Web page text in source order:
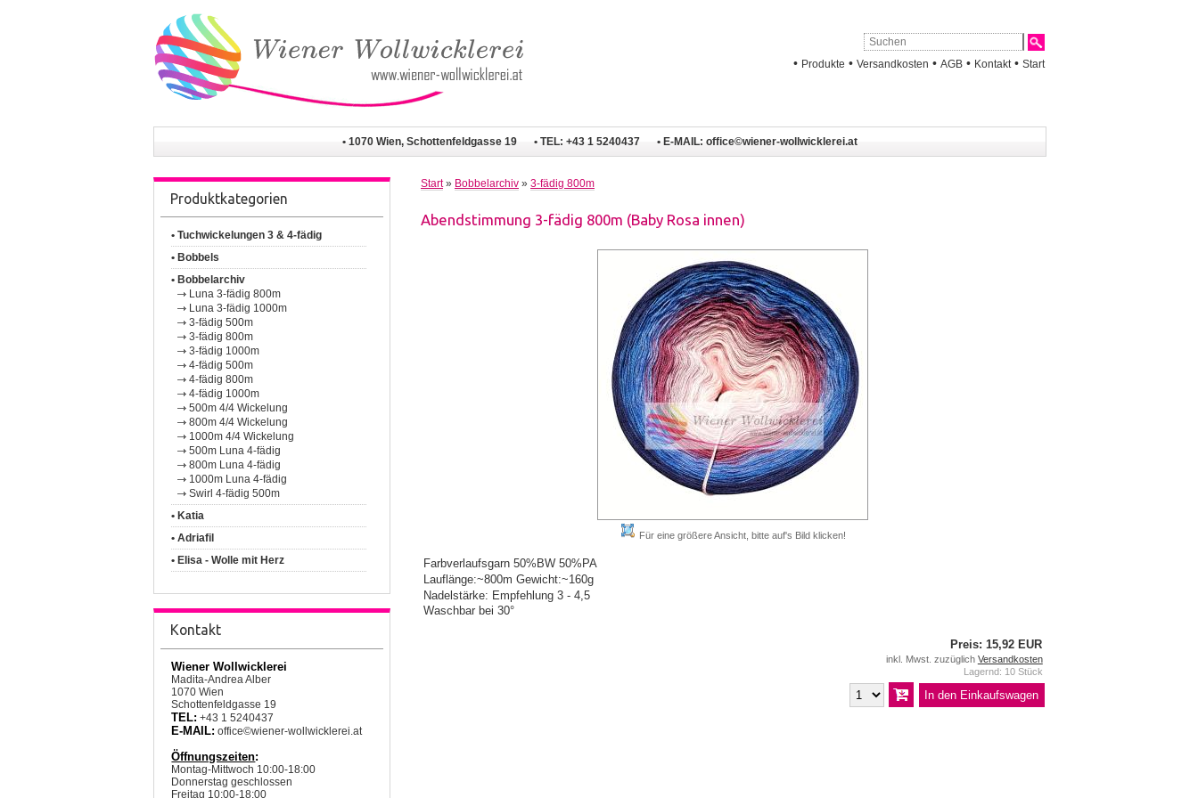
• Produkte • Versandkosten • AGB • Kontakt • Start
• 1070 Wien, Schottenfeldgasse 19 • TEL: +43 1 5240437 • E-MAIL:office©wiener-wollwicklerei.at
Produktkategorien
• Tuchwickelungen 3 & 4-fädig
• Bobbels
• Bobbelarchiv
Luna 3-fädig 800m
Luna 3-fädig 1000m
3-fädig 500m
3-fädig 800m
3-fädig 1000m
4-fädig 500m
4-fädig 800m
4-fädig 1000m
500m 4/4 Wickelung
800m 4/4 Wickelung
1000m 4/4 Wickelung
500m Luna 4-fädig
800m Luna 4-fädig
1000m Luna 4-fädig
Swirl 4-fädig 500m
• Katia
• Adriafil
• Elisa - Wolle mit Herz
Kontakt
Wiener Wollwicklerei
Madita-Andrea Alber
1070 Wien
Schottenfeldgasse 19
TEL: +43 1 5240437
E-MAIL: office©wiener-wollwicklerei.at
Öffnungszeiten:
Montag-Mittwoch 10:00-18:00
Donnerstag geschlossen
Freitag 10:00-18:00
Start» Bobbelarchiv » 3-fädig 800m
Abendstimmung 3-fädig 800m (Baby Rosa innen)
Für eine größere Ansicht, bitte auf's Bild klicken!
Farbverlaufsgarn 50%BW 50%PA
Lauflänge:~800m Gewicht:~160g
Nadelstärke: Empfehlung 3 - 4,5
Waschbar bei 30°
Preis: 15,92 EUR
inkl. Mwst. zuzüglich Versandkosten
Lagernd: 10 Stück